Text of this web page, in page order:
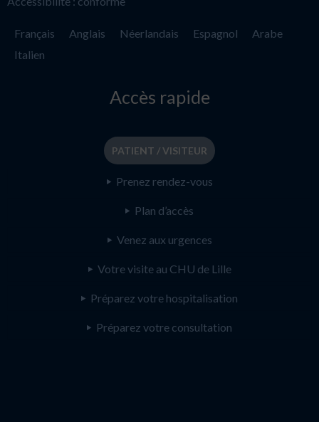
Français Anglais Néerlandais Espagnol
Arabe
Italien
Accès rapide
PATIENT / VISITEUR
Prenez rendez-vous
Plan d’accès
Venez aux urgences
Votre visite au CHU de Lille
Préparez votre hospitalisation
Préparez votre consultation